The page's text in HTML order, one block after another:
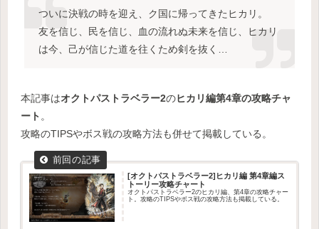
ついに決戦の時を迎え、ク国に帰ってきたヒカリ。
友を信じ、民を信じ、血の流れぬ未来を信じ、ヒカリ
は今、己が信じた道を往くため剣を抜く…
本記事はオクトパストラベラー2のヒカリ編第4章の攻略チャ
ート。
攻略のTIPSやボス戦の攻略方法も併せて掲載している。
[オクトパストラベラー2]ヒカリ編 第4章編ス
トーリー攻略チャート
オクトパストラベラー2のヒカリ編、第4章の攻略チャー
ト。攻略のTIPSやボス戦の攻略方法も掲載している。